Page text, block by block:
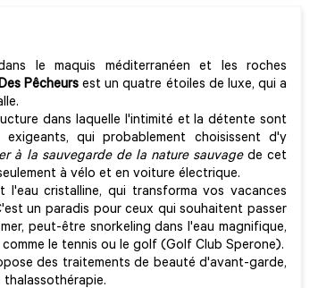
le maquis méditerranéen et les roches
Pêcheurs est un quatre étoiles de luxe, qui a
dans laquelle l'intimité et la détente sont
qui probablement choisissent d'y
à la sauvegarde de la nature sauvagede cet
à vélo et en voiture électrique.
l'eau cristalline, qui transforma vos vacances
un paradis pour ceux qui souhaitent passer
peut-être snorkeling dans l'eau magnifique,
le tennis ou le golf (Golf Club Sperone).
des traitements de beauté d'avant-garde,